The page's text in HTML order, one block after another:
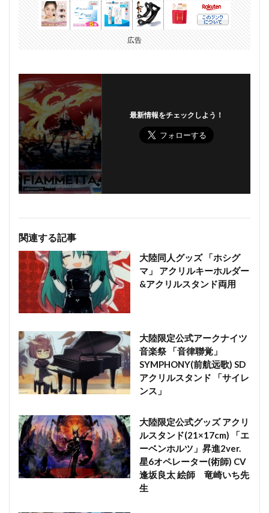
広告
最新情報をチェックしよう！
関連する記事
大陸同人グッズ 「ホシグ
マ」 アクリルキーホルダー
&アクリルスタンド両用
大陸限定公式アークナイツ
音楽祭 「音律聯覚」
SYMPHONY(前航远歌) SD
アクリルスタンド 「サイレ
ンス」
大陸限定公式グッズ アクリ
ルスタンド(21×17cm) 「エ
ーベンホルツ」昇進2ver.
星6オペレーター(術師) CV
逢坂良太 絵師 竜崎いち先
生